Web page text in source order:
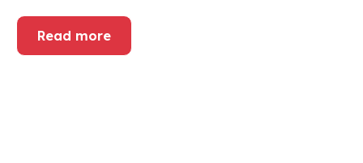
Read more